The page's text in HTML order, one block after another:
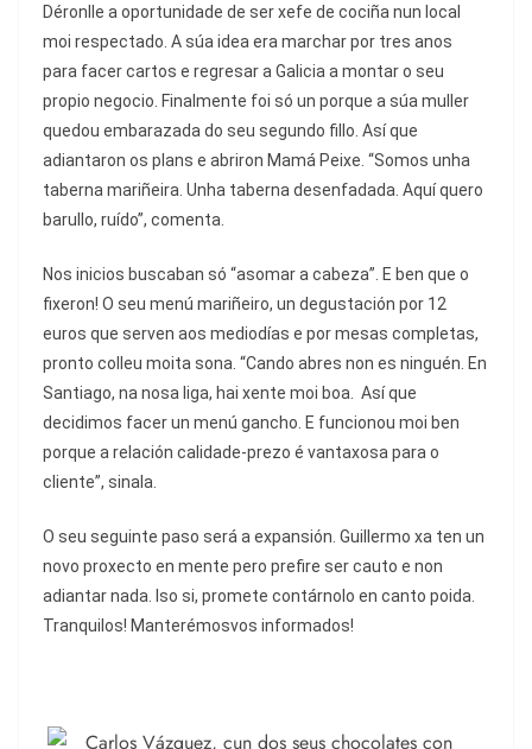
Déronlle a oportunidade de ser xefe de cociña nun local
moi respectado. A súa idea era marchar por tres anos
para facer cartos e regresar a Galicia a montar o seu
propio negocio. Finalmente foi só un porque a súa muller
quedou embarazada do seu segundo fillo. Así que
adiantaron os plans e abriron Mamá Peixe. “Somos unha
taberna mariñeira. Unha taberna desenfadada. Aquí quero
barullo, ruído”, comenta.
Nos inicios buscaban só “asomar a cabeza”. E ben que o
fixeron! O seu menú mariñeiro, un degustación por 12
euros que serven aos mediodías e por mesas completas,
pronto colleu moita sona. “Cando abres non es ninguén. En
Santiago, na nosa liga, hai xente moi boa. Así que
decidimos facer un menú gancho. E funcionou moi ben
porque a relación calidade-prezo é vantaxosa para o
cliente”, sinala.
O seu seguinte paso será a expansión. Guillermo xa ten un
novo proxecto en mente pero prefire ser cauto e non
adiantar nada. Iso si, promete contárnolo en canto poida.
Tranquilos! Manterémosvos informados!